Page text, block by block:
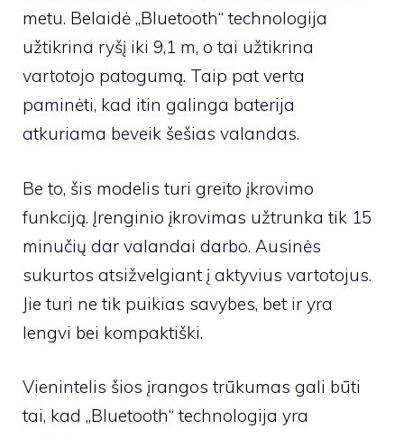
metu. Belaidė „Bluetooth“ technologija
užtikrina ryšį iki 9,1 m, o tai užtikrina
vartotojo patogumą. Taip pat verta
paminėti, kad itin galinga baterija
atkuriama beveik šešias valandas.
Be to, šis modelis turi greito įkrovimo
funkciją. Įrenginio įkrovimas užtrunka tik 15
minučių dar valandai darbo. Ausinės
sukurtos atsižvelgiant į aktyvius vartotojus.
Jie turi ne tik puikias savybes, bet ir yra
lengvi bei kompaktiški.
Vienintelis šios įrangos trūkumas gali būti
tai, kad „Bluetooth“ technologija yra